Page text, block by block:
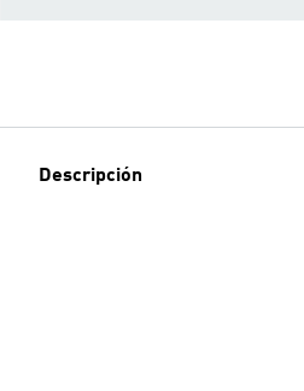
Descripción